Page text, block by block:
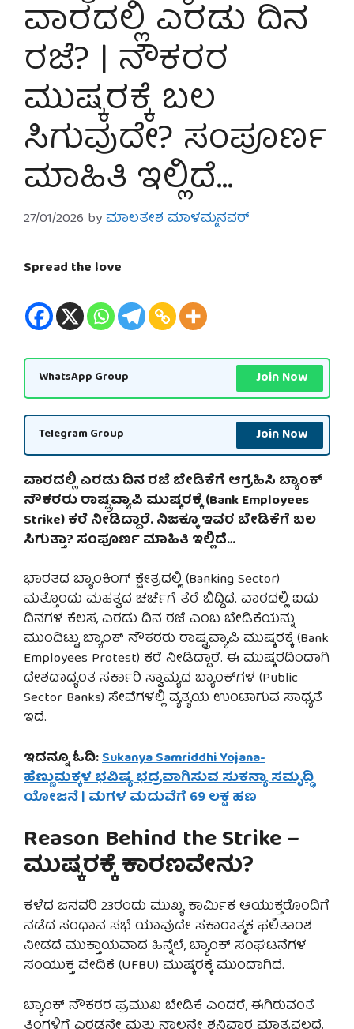
ವಾರದಲ್ಲಿ ಎರಡು ದಿನ
ರಜೆ? | ನೌಕರರ
ಮುಷ್ಕರಕ್ಕೆ ಬಲ
ಸಿಗುವುದೇ? ಸಂಪೂರ್ಣ
ಮಾಹಿತಿ ಇಲ್ಲಿದೆ…
27/01/2026 byಮಾಲತೇಶ ಮಾಳಮ್ಮನವರ್
Spread the love
WhatsApp Group Join Now
Telegram Group Join Now
ವಾರದಲ್ಲಿ ಎರಡು ದಿನ ರಜೆ ಬೇಡಿಕೆಗೆ ಆಗ್ರಹಿಸಿ ಬ್ಯಾಂಕ್
ನೌಕರರು ರಾಷ್ಟ್ರವ್ಯಾಪಿ ಮುಷ್ಕರಕ್ಕೆ (Bank Employees
Strike) ಕರೆ ನೀಡಿದ್ದಾರೆ. ನಿಜಕ್ಕೂ ಇವರ ಬೇಡಿಕೆಗೆ ಬಲ
ಸಿಗುತ್ತಾ? ಸಂಪೂರ್ಣ ಮಾಹಿತಿ ಇಲ್ಲಿದೆ…
ಭಾರತದ ಬ್ಯಾಂಕಿಂಗ್ ಕ್ಷೇತ್ರದಲ್ಲಿ (Banking Sector)
ಮತ್ತೊಂದು ಮಹತ್ವದ ಚರ್ಚೆಗೆ ತೆರೆ ಬಿದ್ದಿದೆ. ವಾರದಲ್ಲಿ ಐದು
ದಿನಗಳ ಕೆಲಸ, ಎರಡು ದಿನ ರಜೆ ಎಂಬ ಬೇಡಿಕೆಯನ್ನು
ಮುಂದಿಟ್ಟು ಬ್ಯಾಂಕ್ ನೌಕರರು ರಾಷ್ಟ್ರವ್ಯಾಪಿ ಮುಷ್ಕರಕ್ಕೆ (Bank
Employees Protest) ಕರೆ ನೀಡಿದ್ದಾರೆ. ಈ ಮುಷ್ಕರದಿಂದಾಗಿ
ದೇಶದಾದ್ಯಂತ ಸರ್ಕಾರಿ ಸ್ವಾಮ್ಯದ ಬ್ಯಾಂಕ್‌ಗಳ (Public
Sector Banks) ಸೇವೆಗಳಲ್ಲಿ ವ್ಯತ್ಯಯ ಉಂಟಾಗುವ ಸಾಧ್ಯತೆ
ಇದೆ.
ಇದನ್ನೂ ಓದಿ:Sukanya Samriddhi Yojana-
ಹೆಣ್ಣುಮಕ್ಕಳ ಭವಿಷ್ಯ ಭದ್ರವಾಗಿಸುವ ಸುಕನ್ಯಾ ಸಮೃದ್ಧಿ
ಯೋಜನೆ | ಮಗಳ ಮದುವೆಗೆ 69 ಲಕ್ಷ ಹಣ
Reason Behind the Strike –
ಮುಷ್ಕರಕ್ಕೆ ಕಾರಣವೇನು?
ಕಳೆದ ಜನವರಿ 23ರಂದು ಮುಖ್ಯ ಕಾರ್ಮಿಕ ಆಯುಕ್ತರೊಂದಿಗೆ
ನಡೆದ ಸಂಧಾನ ಸಭೆ ಯಾವುದೇ ಸಕಾರಾತ್ಮಕ ಫಲಿತಾಂಶ
ನೀಡದೆ ಮುಕ್ತಾಯವಾದ ಹಿನ್ನೆಲೆ, ಬ್ಯಾಂಕ್ ಸಂಘಟನೆಗಳ
ಸಂಯುಕ್ತ ವೇದಿಕೆ (UFBU) ಮುಷ್ಕರಕ್ಕೆ ಮುಂದಾಗಿದೆ.
ಬ್ಯಾಂಕ್ ನೌಕರರ ಪ್ರಮುಖ ಬೇಡಿಕೆ ಎಂದರೆ, ಈಗಿರುವಂತೆ